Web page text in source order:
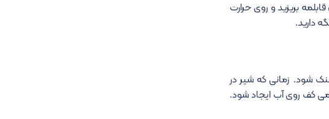
قابلمه بریزید و روی حرارت
کاهش پیدا کند و آرام آرام خنک شود. زمانی که شیر در
کف روی آب ایجاد شود.